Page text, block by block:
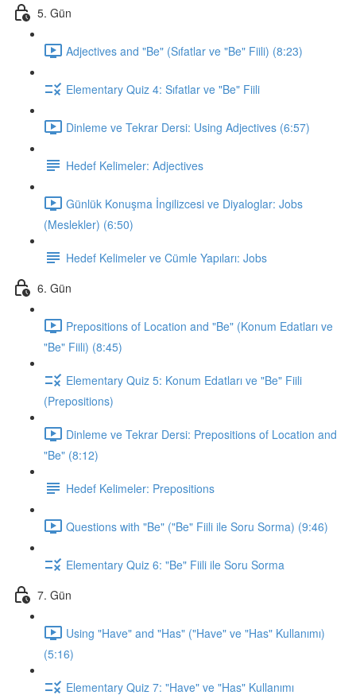
5. Gün
Adjectives and "Be" (Sıfatlar ve "Be" Fiili) (8:23)
Elementary Quiz 4: Sıfatlar ve "Be" Fiili
Dinleme ve Tekrar Dersi: Using Adjectives (6:57)
Hedef Kelimeler: Adjectives
Günlük Konuşma İngilizcesi ve Diyaloglar: Jobs
(Meslekler) (6:50)
Hedef Kelimeler ve Cümle Yapıları: Jobs
6. Gün
Prepositions of Location and "Be" (Konum Edatları ve
"Be" Fiili) (8:45)
Elementary Quiz 5: Konum Edatları ve "Be" Fiili
(Prepositions)
Dinleme ve Tekrar Dersi: Prepositions of Location and
"Be" (8:12)
Hedef Kelimeler: Prepositions
Questions with "Be" ("Be" Fiili ile Soru Sorma) (9:46)
Elementary Quiz 6: "Be" Fiili ile Soru Sorma
7. Gün
Using "Have" and "Has" ("Have" ve "Has" Kullanımı)
(5:16)
Elementary Quiz 7: "Have" ve "Has" Kullanımı